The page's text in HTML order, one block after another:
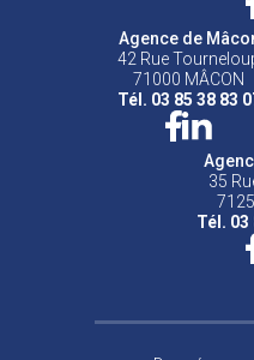
Agence de
42 Rue
71000 MÂCON
Tél. 03 85 38 83
35
Tél. 03